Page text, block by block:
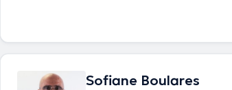
Sofiane Boulares